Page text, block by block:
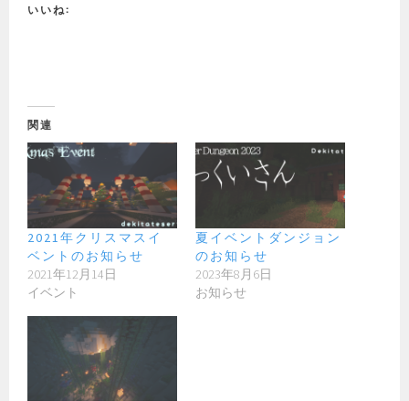
いいね:
関連
2021年クリスマスイ
ベントのお知らせ
2021年12月14日
イベント
夏イベントダンジョン
のお知らせ
2023年8月6日
お知らせ